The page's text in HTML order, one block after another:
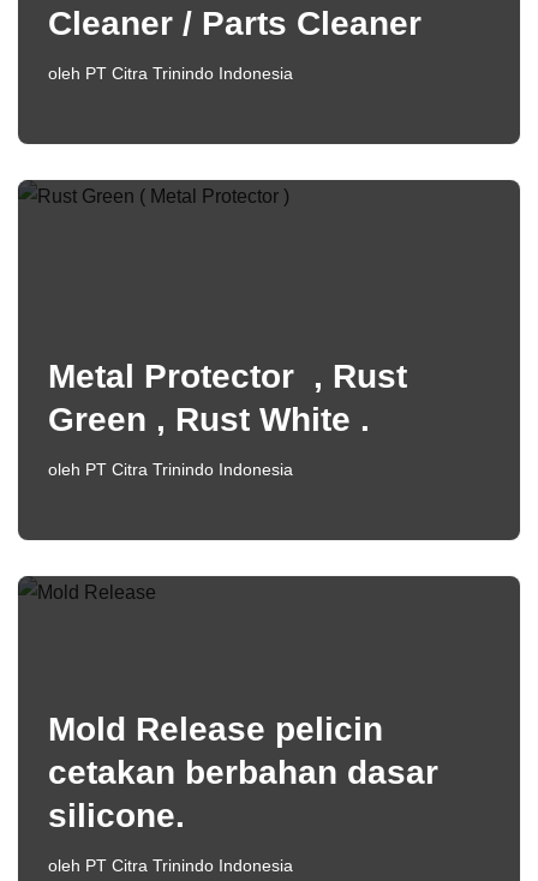
Cleaner / Parts Cleaner
oleh PT Citra Trinindo Indonesia
Metal Protector , Rust
Green , Rust White .
oleh PT Citra Trinindo Indonesia
Mold Release pelicin
cetakan berbahan dasar
silicone.
oleh PT Citra Trinindo Indonesia